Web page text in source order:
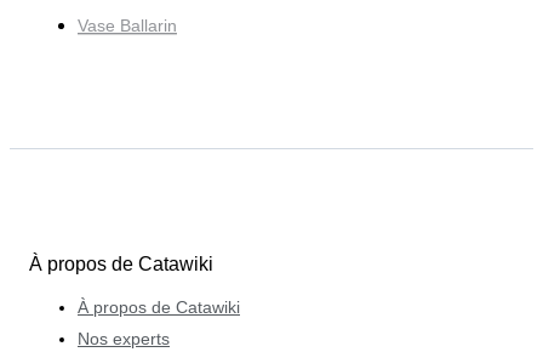
Vase Ballarin
À propos de Catawiki
À propos de Catawiki
Nos experts